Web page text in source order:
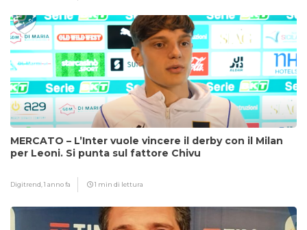
MERCATO – L’Inter vuole vincere il derby con il Milan
per Leoni. Si punta sul fattore Chivu
Digitrend,1 anno fa 1 min di lettura